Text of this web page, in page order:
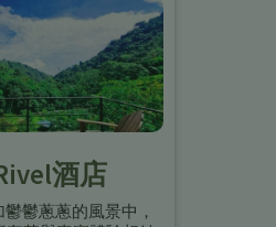
酒店
鬱蔥蔥的風景中，